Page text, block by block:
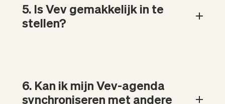
5. Is Vev gemakkelijk in te
stellen?
6. Kan ik mijn Vev-agenda
synchroniseren met andere